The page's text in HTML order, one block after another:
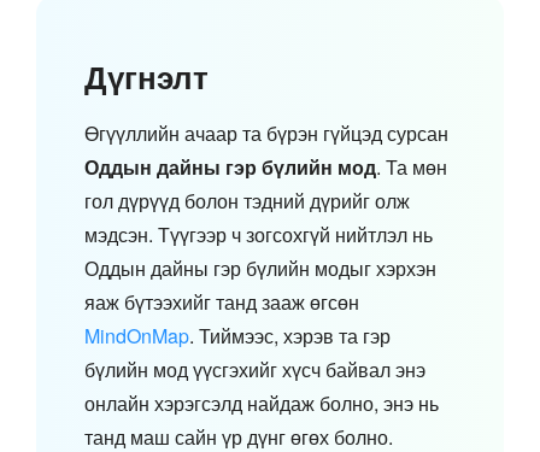
Дүгнэлт
Өгүүллийн ачаар та бүрэн гүйцэд сурсан
Оддын дайны гэр бүлийн мод. Та мөн
гол дүрүүд болон тэдний дүрийг олж
мэдсэн. Түүгээр ч зогсохгүй нийтлэл нь
Оддын дайны гэр бүлийн модыг хэрхэн
яаж бүтээхийг танд зааж өгсөн
MindOnMap. Тиймээс, хэрэв та гэр
бүлийн мод үүсгэхийг хүсч байвал энэ
онлайн хэрэгсэлд найдаж болно, энэ нь
танд маш сайн үр дүнг өгөх болно.